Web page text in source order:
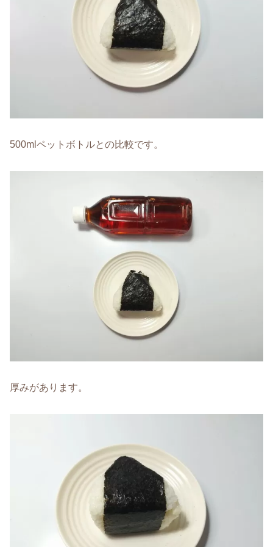
500mlペットボトルとの比較です。
厚みがあります。